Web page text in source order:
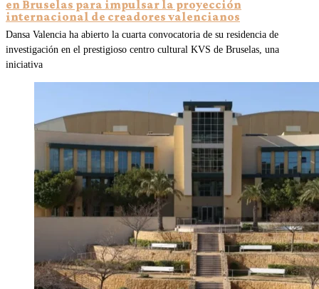
en Bruselas para impulsar la proyección
internacional de creadores valencianos
Dansa Valencia ha abierto la cuarta convocatoria de su residencia de
investigación en el prestigioso centro cultural KVS de Bruselas, una
iniciativa